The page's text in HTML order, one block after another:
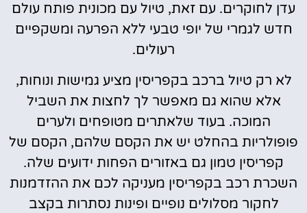
עדן לחוקרים. עם זאת, טיול עם מכונית פותח עולם
חדש לגמרי של יופי טבעי ללא הפרעה ומשקפיים
רעולים.
לא רק טיול ברכב בקפריסין מציע גמישות ונוחות,
אלא שהוא גם מאפשר לך לחצות את השביל
המוכה. בעוד שלאתרים מטופחים ולערים
פופולריות בהחלט יש את הקסם שלהם, הקסם של
קפריסין טמון גם באזורים הפחות ידועים שלה.
השכרת רכב בקפריסין מעניקה לכם את ההזדמנות
לחקור מסלולים נופיים ופינות נסתרות בקצב